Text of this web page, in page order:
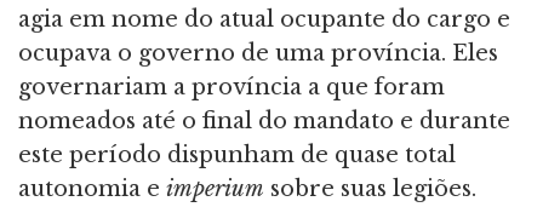
agia em nome do atual ocupante do cargo e
ocupava o governo de uma província. Eles
governariam a província a que foram
nomeados até o final do mandato e durante
este período dispunham de quase total
autonomia e imperium sobre suas legiões.